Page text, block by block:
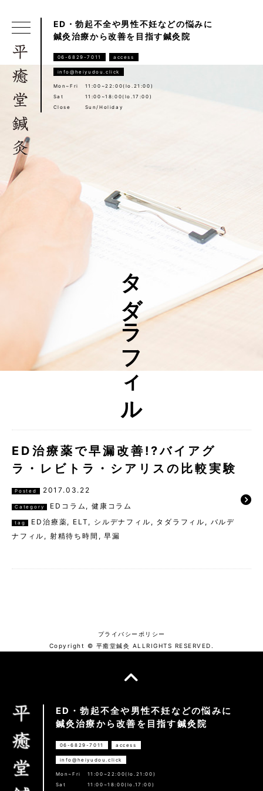
ED・勃起不全や男性不妊などの悩みに
鍼灸治療から改善を目指す鍼灸院
06-6829-7011 access
info@heiyudou.click
Mon~Fri
11:00~22:00(lo.21:00)
Sat
11:00~18:00(lo.17:00)
Close
Sun/Holiday
タダラフィル
ED治療薬で早漏改善!?バイアグ
ラ・レビトラ・シアリスの比較実験
Posted 2017.03.22
Category EDコラム ,健康コラム
tag ED治療薬, ELT , シルデナフィル , タダラフィル , バルデ
ナフィル , 射精待ち時間 ,早漏
プライバシーポリシー
Copyright © 平癒堂鍼灸 ALLRIGHTS RESERVED.
ED・勃起不全や男性不妊などの悩みに
鍼灸治療から改善を目指す鍼灸院
06-6829-7011 access
info@heiyudou.click
Mon~Fri
11:00~22:00(lo.21:00)
Sat
11:00~18:00(lo.17:00)